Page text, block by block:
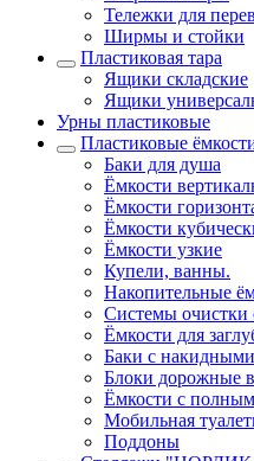
Тележки для
Ширмы и стойки
Пластиковая тара
Ящики складские
Ящики
Урны пластиковые
Пластиковые
Баки для душа
Ёмкости
Ёмкости
Ёмкости
Ёмкости узкие
Купели, ванны.
Накопительные
Системы очистки
Ёмкости для
Баки с
Блоки дорожные
Ёмкости с
Мобильная
Поддоны